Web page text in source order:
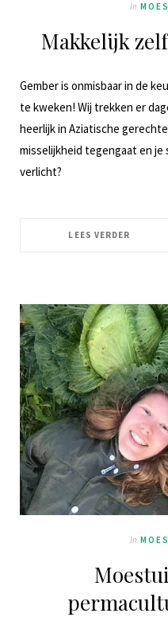
In
Makkelijk
Gember is onmisbaar in de
te kweken! Wij trekken er
heerlijk in Aziatische
misselijkheid tegengaat en je
verlicht?
LEES VERDER
In